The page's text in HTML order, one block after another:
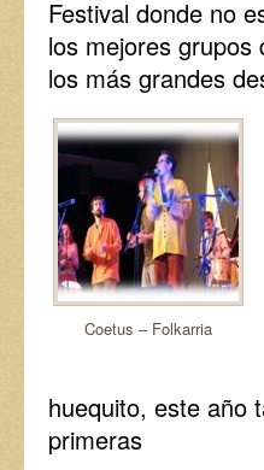
Festival donde no
los mejores grupos
los más grandes
Coetus – Folkarria
huequito, este año
primeras